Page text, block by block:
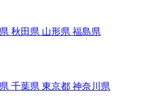
秋田県 山形県 福島県
千葉県 東京都 神奈川県